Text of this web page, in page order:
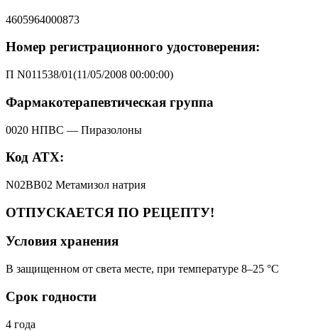
4605964000873
Номер регистрационного удостоверения:
П N011538/01(11/05/2008 00:00:00)
Фармакотерапевтическая группа
0020 НПВС — Пиразолоны
Код АТХ:
N02BB02 Метамизол натрия
ОТПУСКАЕТСЯ ПО РЕЦЕПТУ!
Условия хранения
В защищенном от света месте, при температуре 8–25 °C
Срок годности
4 года